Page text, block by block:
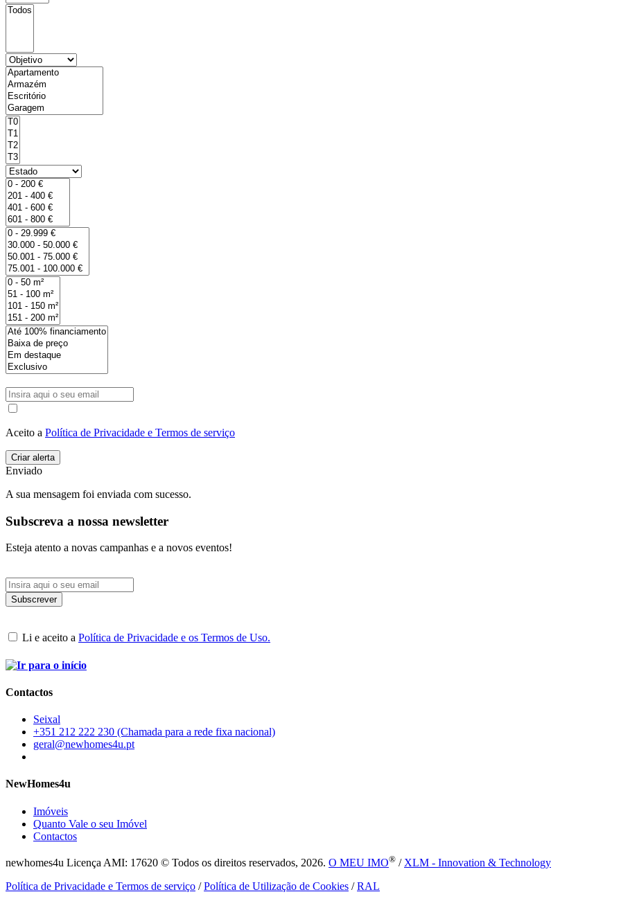
Aceito a Política de Privacidade e Termos de serviço
Enviado
A sua mensagem foi enviada com sucesso.
Subscreva a nossa newsletter
Esteja atento a novas campanhas e a novos eventos!
Li e aceito a Política de Privacidade e os Termos de Uso.
Contactos
Seixal
+351 212 222 230 (Chamada para a rede fixa nacional)
geral@newhomes4u.pt
NewHomes4u
Imóveis
Quanto Vale o seu Imóvel
Contactos
newhomes4u Licença AMI: 17620 © Todos os direitos reservados, 2026. O MEU IMO® / XLM - Innovation & Technology
Política de Privacidade e Termos de serviço /Política de Utilização de Cookies /RAL